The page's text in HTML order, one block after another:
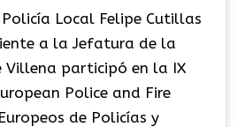
Local Felipe Cutillas
a la Jefatura de la
Villena participó en la IX
Police and Fire
de Policías y